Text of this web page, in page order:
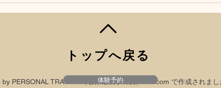
ルテのライン
の
体験予約
トップへ戻る
PERSONAL TRAINER（著作権表示の例） Wix.com で作成されまし